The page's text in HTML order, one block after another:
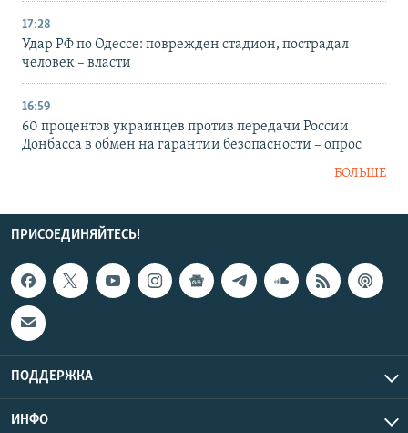
17:28
Удар РФ по Одессе: поврежден стадион, пострадал
человек – власти
16:59
60 процентов украинцев против передачи России
Донбасса в обмен на гарантии безопасности – опрос
БОЛЬШЕ
ПРИСОЕДИНЯЙТЕСЬ!
ПОДДЕРЖКА
ИНФО